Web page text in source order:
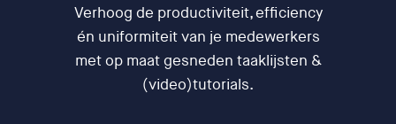
Verhoog de productiviteit, efficiency
én uniformiteit van je medewerkers
met op maat gesneden taaklijsten &
(video)tutorials.